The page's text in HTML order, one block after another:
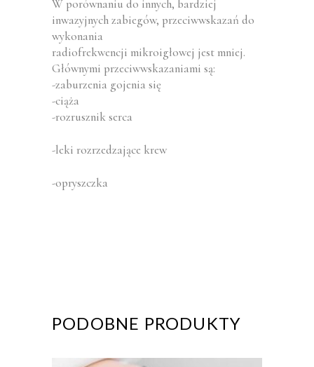
W porównaniu do innych, bardziej
inwazyjnych zabiegów, przeciwwskazań do
wykonania
radiofrekwencji mikroigłowej jest mniej.
Głównymi przeciwwskazaniami są:
-zaburzenia gojenia się
-ciąża
-rozrusznik serca
-leki rozrzedzające krew
-opryszczka
PODOBNE PRODUKTY